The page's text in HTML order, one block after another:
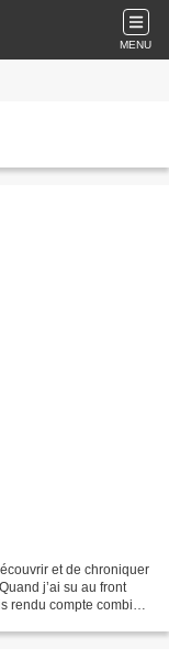
MENU
et de chroniquer
j’ai su au front
rendu compte combien